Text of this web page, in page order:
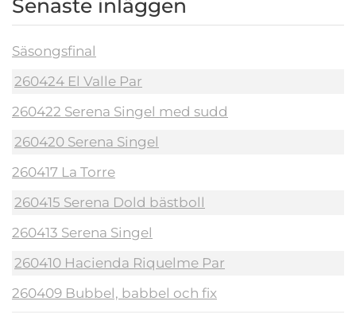
Senaste inläggen
Säsongsfinal
260424 El Valle Par
260422 Serena Singel med sudd
260420 Serena Singel
260417 La Torre
260415 Serena Dold bästboll
260413 Serena Singel
260410 Hacienda Riquelme Par
260409 Bubbel, babbel och fix